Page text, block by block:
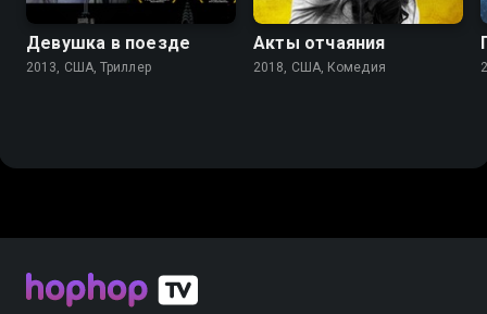
Девушка в поезде
2013, США, Триллер
Акты отчаяния
2018, США, Комедия